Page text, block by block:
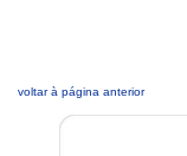
voltar à página anterior